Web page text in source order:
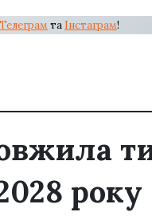
Телеграм та Інстаграм!
року